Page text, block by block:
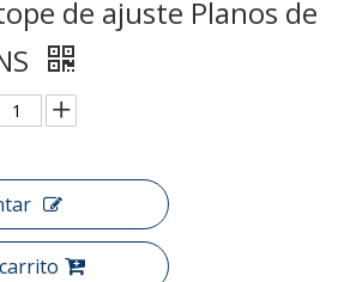
de ajuste Planos de